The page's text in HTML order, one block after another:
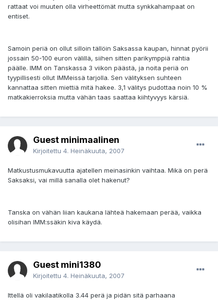
rattaat voi muuten olla virheettömät mutta synkkahampaat on
entiset.
Samoin periä on ollut silloin tällöin Saksassa kaupan, hinnat pyörii
jossain 50-100 euron välillä, siihen sitten parikymppiä rahtia
päälle. IMM on Tanskassa 3 viikon päästä, ja noita periä on
tyypillisesti ollut IMMeissä tarjolla. Sen välityksen suhteen
kannattaa sitten miettiä mitä hakee. 3,1 välitys pudottaa noin 10 %
matkakierroksia mutta vähän taas saattaa kiihtyvyys kärsiä.
Guest minimaalinen
Kirjoitettu 4. Heinäkuuta, 2007
Matkustusmukavuutta ajatellen meinasinkin vaihtaa. Mikä on perä
Saksaksi, vai millä sanalla olet hakenut?
Tanska on vähän liian kaukana lähteä hakemaan perää, vaikka
olisihan IMM:ssäkin kiva käydä.
Guest mini1380
Kirjoitettu 4. Heinäkuuta, 2007
Ittellä oli vakilaatikolla 3.44 perä ja pidän sitä parhaana